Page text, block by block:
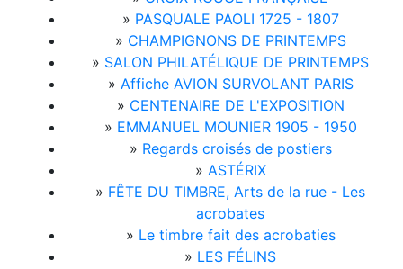
» PASQUALE PAOLI 1725 - 1807
» CHAMPIGNONS DE PRINTEMPS
» SALON PHILATÉLIQUE DE PRINTEMPS
» Affiche AVION SURVOLANT PARIS
» CENTENAIRE DE L'EXPOSITION
» EMMANUEL MOUNIER 1905 - 1950
» Regards croisés de postiers
» ASTÉRIX
» FÊTE DU TIMBRE, Arts de la rue - Les
acrobates
» Le timbre fait des acrobaties
» LES FÉLINS